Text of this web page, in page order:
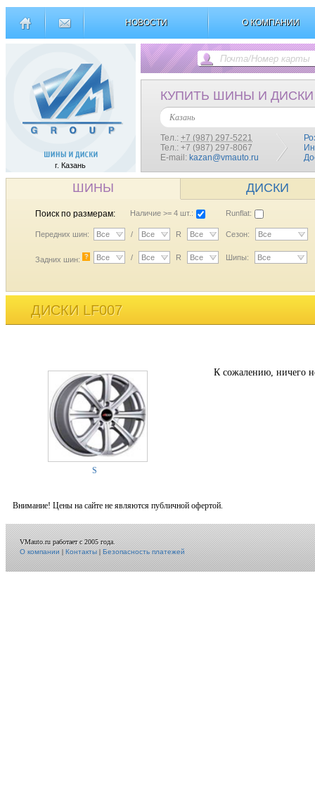
НОВОСТИ О КОМПАНИИ
г. Казань
КУПИТЬ ШИНЫ И ДИСКИ
Казань
Тел.: +7 (987) 297-5221
Тел.: +7 (987) 297-8067
E-mail: kazan@vmauto.ru
ШИНЫ ДИСКИ
Поиск по размерам: Наличие >= 4 шт.: Runflat:
Передних шин: Все / Все R Все Сезон: Все
Задних шин: ? Все / Все R Все Шипы: Все
ДИСКИ LF007
S
К сожалению, ничего
Внимание! Цены на сайте не являются публичной офертой.
VMauto.ru работает с 2005 года.
О компании|Контакты|Безопасность платежей